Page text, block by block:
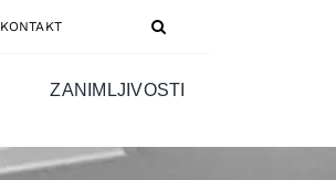
KONTAKT
ZANIMLJIVOSTI